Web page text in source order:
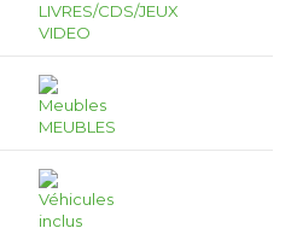
LIVRES/CDS/JEUX
VIDEO
MEUBLES